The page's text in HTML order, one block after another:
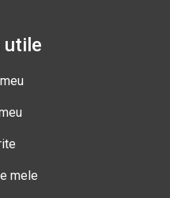
utile
mele